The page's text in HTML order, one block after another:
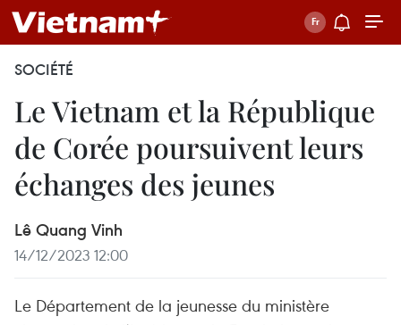
SOCIÉTÉ
Le Vietnam et la République
de Corée poursuivent leurs
échanges des jeunes
Lê Quang Vinh
14/12/2023 12:00
Le Département de la jeunesse du ministère